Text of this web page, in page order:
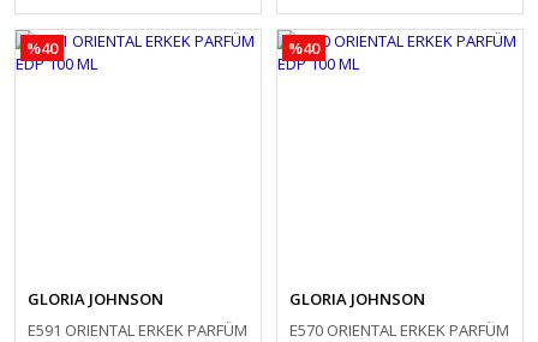
%40
GLORIA JOHNSON
E591 ORIENTAL ERKEK PARFÜM
%40
GLORIA JOHNSON
E570 ORIENTAL ERKEK PARFÜM